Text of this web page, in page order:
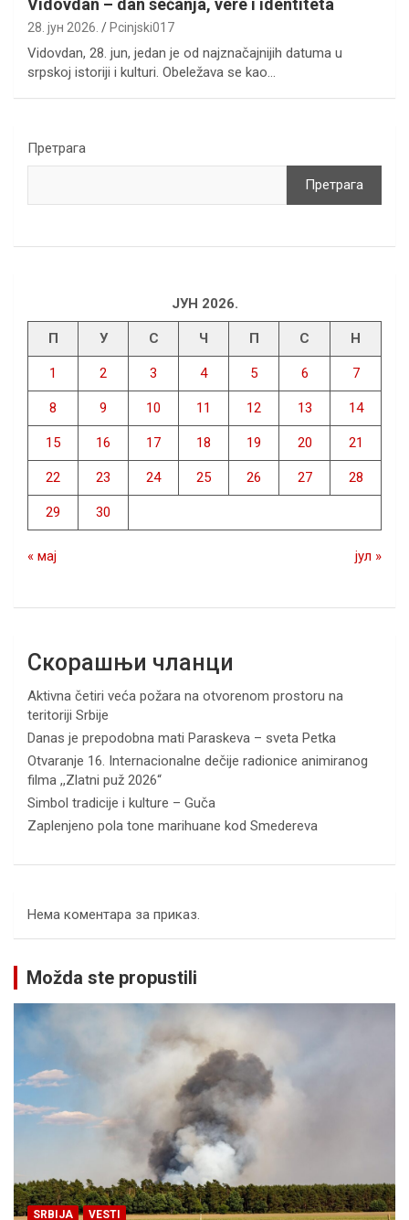
Vidovdan – dan sećanja, vere i identiteta
28. јун 2026. Pcinjski017
Vidovdan, 28. jun, jedan je od najznačajnijih datuma u
srpskoj istoriji i kulturi. Obeležava se kao…
Претрага
Претрага
ЈУН 2026.
П У С Ч П С Н
1 2 3 4 5 6 7
8 9 10 11 12 13 14
15 16 17 18 19 20 21
22 23 24 25 26 27 28
29 30
« мај јул »
Скорашњи чланци
Aktivna četiri veća požara na otvorenom prostoru na
teritoriji Srbije
Danas je prepodobna mati Paraskeva – sveta Petka
Otvaranje 16. Internacionalne dečije radionice animiranog
filma ,,Zlatni puž 2026“
Simbol tradicije i kulture – Guča
Zaplenjeno pola tone marihuane kod Smedereva
Нема коментара за приказ.
Možda ste propustili
SRBIJA VESTI